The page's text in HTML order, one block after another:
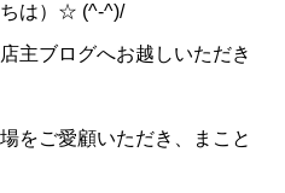
は）☆ (^-^)/
主ブログへお越しいただき
をご愛顧いただき、まこと